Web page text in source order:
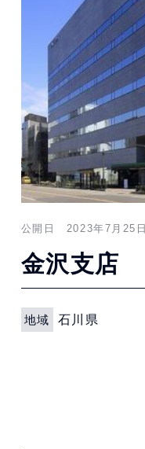
公開日 2023年7月25日
金沢支店
地域 石川県